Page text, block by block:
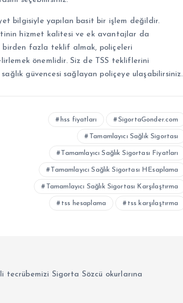
bilgisiyle yapılan basit bir işlem değildir.
hizmet kalitesi ve ek avantajlar da
birden fazla teklif almak, poliçeleri
önemlidir. Siz de TSS tekliflerini
güvencesi sağlayan poliçeye ulaşabilirsiniz.
hss fiyatları SigortaGonder.com
Tamamlayıcı Sağlık Sigortası
Tamamlayıcı Sağlık Sigortası Fiyatları
Tamamlayıcı Sağlık Sigortası HEsaplama
Tamamlayıcı Sağlık Sigortası Karşılaştırma
tss hesaplama tss karşılaştırma
tecrübemizi Sigorta Sözcü okurlarına